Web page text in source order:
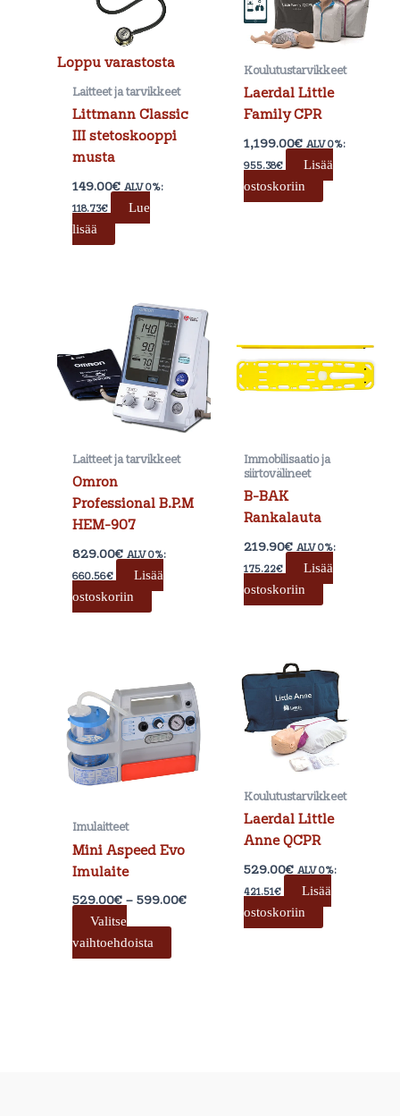
Loppu varastosta
Laitteet ja tarvikkeet
Littmann Classic
III stetoskooppi
musta
149.00€ ALV 0%:
118.73€
Lue
lisää
Koulutustarvikkeet
Laerdal Little
Family CPR
1,199.00€ ALV 0%:
955.38€
Lisää
ostoskoriin
Laitteet ja tarvikkeet
Omron
Professional B.P.M
HEM-907
829.00€ ALV 0%:
660.56€
Lisää
ostoskoriin
Immobilisaatio ja
siirtovälineet
B-BAK
Rankalauta
219.90€ ALV 0%:
175.22€
Lisää
ostoskoriin
Imulaitteet
Mini Aspeed Evo
Imulaite
529.00€ – 599.00€
-
599.00€
Valitse
vaihtoehdoista
tuotteella
on
useampi
muunnelma.
Voit
sivulla.
Koulutustarvikkeet
Laerdal Little
Anne QCPR
529.00€ ALV 0%:
421.51€
Lisää
ostoskoriin